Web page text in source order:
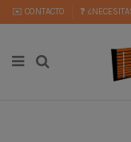
✉️ CONTACTO ❓